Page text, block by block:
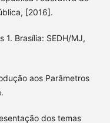
[2016].
1. Brasília: SEDH/MJ,
aos Parâmetros
dos temas